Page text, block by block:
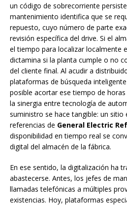
un código de sobrecorriente
mantenimiento identifica que se
repuesto, cuyo número de parte
revisión específica del drive. Si el
el tiempo para localizar localmente
dictamina si la planta cumple o no
del cliente final. Al acudir a
plataformas de búsqueda
posible acortar ese tiempo de
la sinergia entre tecnología de
suministro se hace tangible: un sitio
referencias de General Electric
disponibilidad en tiempo real se
digital del almacén de la fábrica.
En ese sentido, la digitalización ha
abastecerse. Antes, los jefes de
llamadas telefónicas a múltiples
existencias. Hoy, plataformas